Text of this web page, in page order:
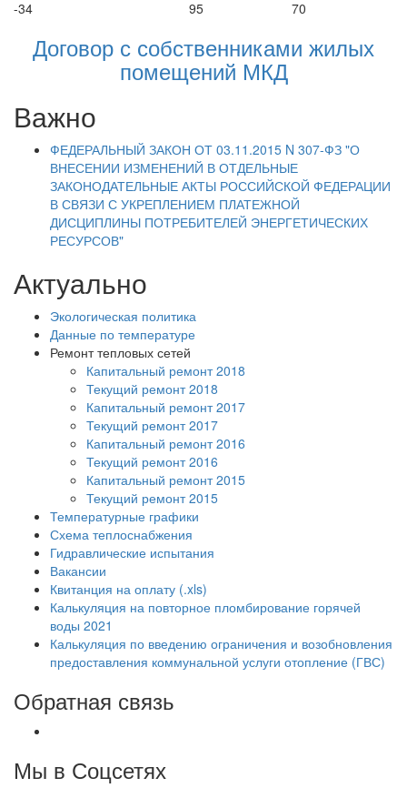
-34
95 70
Договор с собственниками жилых
помещений МКД
Важно
ФЕДЕРАЛЬНЫЙ ЗАКОН ОТ 03.11.2015 N 307-ФЗ "О
ВНЕСЕНИИ ИЗМЕНЕНИЙ В ОТДЕЛЬНЫЕ
ЗАКОНОДАТЕЛЬНЫЕ АКТЫ РОССИЙСКОЙ ФЕДЕРАЦИИ
В СВЯЗИ С УКРЕПЛЕНИЕМ ПЛАТЕЖНОЙ
ДИСЦИПЛИНЫ ПОТРЕБИТЕЛЕЙ ЭНЕРГЕТИЧЕСКИХ
РЕСУРСОВ"
Актуально
Экологическая политика
Данные по температуре
Ремонт тепловых сетей
Капитальный ремонт 2018
Текущий ремонт 2018
Капитальный ремонт 2017
Текущий ремонт 2017
Капитальный ремонт 2016
Текущий ремонт 2016
Капитальный ремонт 2015
Текущий ремонт 2015
Температурные графики
Схема теплоснабжения
Гидравлические испытания
Вакансии
Квитанция на оплату (.xls)
Калькуляция на повторное пломбирование горячей
воды 2021
Калькуляция по введению ограничения и возобновления
предоставления коммунальной услуги отопление (ГВС)
Обратная связь
Мы в Соцсетях